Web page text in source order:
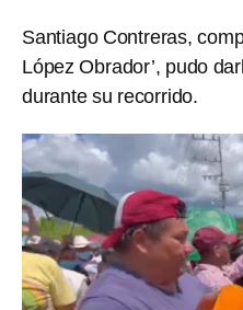
Santiago Contreras,
López Obrador’, pudo
durante su recorrido.